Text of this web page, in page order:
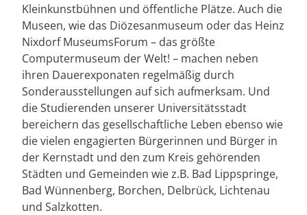
Kleinkunstbühnen und öffentliche Plätze. Auch die
Museen, wie das Diözesanmuseum oder das Heinz
Nixdorf MuseumsForum – das größte
Computermuseum der Welt! – machen neben
ihren Dauerexponaten regelmäßig durch
Sonderausstellungen auf sich aufmerksam. Und
die Studierenden unserer Universitätsstadt
bereichern das gesellschaftliche Leben ebenso wie
die vielen engagierten Bürgerinnen und Bürger in
der Kernstadt und den zum Kreis gehörenden
Städten und Gemeinden wie z.B. Bad Lippspringe,
Bad Wünnenberg, Borchen, Delbrück, Lichtenau
und Salzkotten.